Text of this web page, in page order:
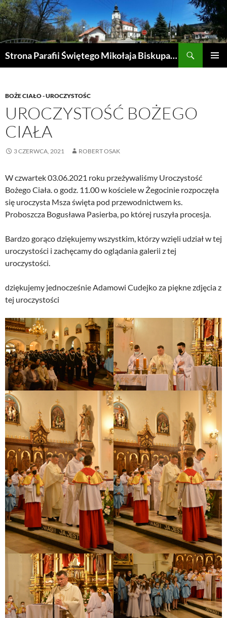
Przejdź
do
treści
Strona Parafii Świętego Mikołaja Biskupa w Żegocinie
BOŻE CIAŁO - UROCZYSTOŚC
UROCZYSTOŚĆ BOŻEGO
CIAŁA
3 CZERWCA, 2021 ROBERT OSAK
W czwartek 03.06.2021 roku przeżywaliśmy Uroczystość
Bożego Ciała. o godz. 11.00 w kościele w Żegocinie rozpoczęła
się uroczysta Msza święta pod przewodnictwem ks.
Proboszcza Bogusława Pasierba, po której ruszyła procesja.
Bardzo gorąco dziękujemy wszystkim, którzy wzięli udział w tej
uroczystości i zachęcamy do oglądania galerii z tej
uroczystości.
dziękujemy jednocześnie Adamowi Cudejko za piękne zdjęcia z
tej uroczystości